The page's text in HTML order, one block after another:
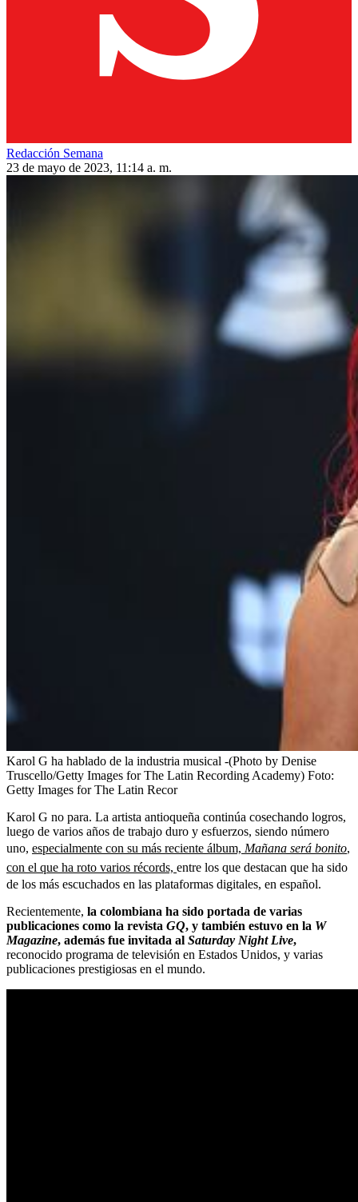
Redacción Semana
23 de mayo de 2023, 11:14 a. m.
Karol G ha hablado de la industria musical -(Photo by Denise
Truscello/Getty Images for The Latin Recording Academy) Foto:
Getty Images for The Latin Recor
Karol G no para. La artista antioqueña continúa cosechando logros,
luego de varios años de trabajo duro y esfuerzos, siendo número
uno, especialmente con su más reciente álbum, Mañana será bonito,
con el que ha roto varios récords, entre los que destacan que ha sido
de los más escuchados en las plataformas digitales, en español.
Recientemente, la colombiana ha sido portada de varias
publicaciones como la revista GQ, y también estuvo en la W
Magazine, además fue invitada al Saturday Night Live,
reconocido programa de televisión en Estados Unidos, y varias
publicaciones prestigiosas en el mundo.